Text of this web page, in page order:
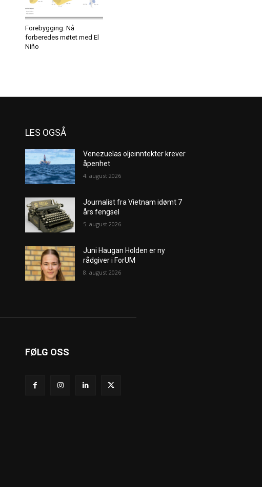
Forebygging: Nå
forberedes møtet med El
Niño
LES OGSÅ
Venezuelas oljeinntekter krever
åpenhet
4. august 2026
Journalist fra Vietnam idømt 7
års fengsel
5. august 2026
Juni Haugan Holden er ny
rådgiver i ForUM
8. august 2026
FØLG OSS